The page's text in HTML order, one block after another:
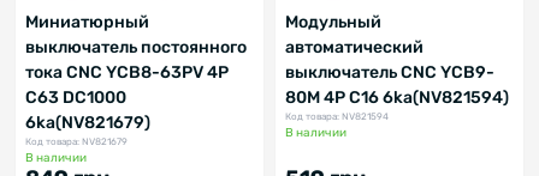
Миниатюрный
выключатель постоянного
тока CNC YCB8-63PV 4P
C63 DC1000
6ka(NV821679)
Код товара: NV821679
В наличии
Модульный
автоматический
выключатель CNC YCB9-
80M 4P C16 6ka(NV821594)
Код товара: NV821594
В наличии